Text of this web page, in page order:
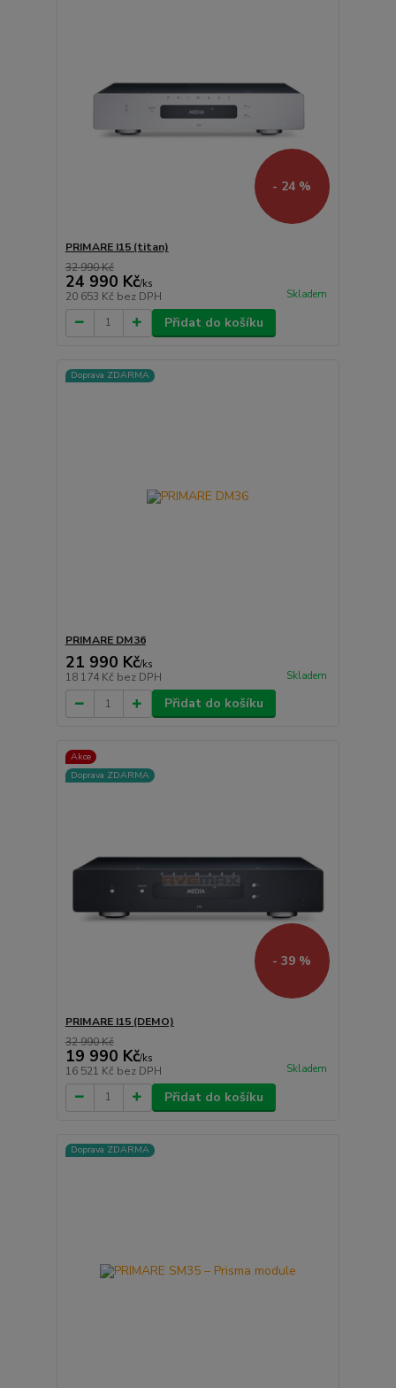
- 24 %
PRIMARE I15 (titan)
32 990 Kč
24 990 Kč/ks
20 653 Kč bez DPH Skladem
Přidat do košíku
Doprava ZDARMA
PRIMARE DM36
21 990 Kč/ks
18 174 Kč bez DPH Skladem
Přidat do košíku
Akce
Doprava ZDARMA
- 39 %
PRIMARE I15 (DEMO)
32 990 Kč
19 990 Kč/ks
16 521 Kč bez DPH Skladem
Přidat do košíku
Doprava ZDARMA